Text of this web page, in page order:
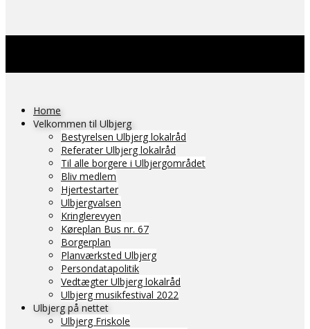
Home
Velkommen til Ulbjerg
Bestyrelsen Ulbjerg lokalråd
Referater Ulbjerg lokalråd
Til alle borgere i Ulbjergområdet
Bliv medlem
Hjertestarter
Ulbjergvalsen
Kringlerevyen
Køreplan Bus nr. 67
Borgerplan
Planværksted Ulbjerg
Persondatapolitik
Vedtægter Ulbjerg lokalråd
Ulbjerg musikfestival 2022
Ulbjerg på nettet
Ulbjerg Friskole